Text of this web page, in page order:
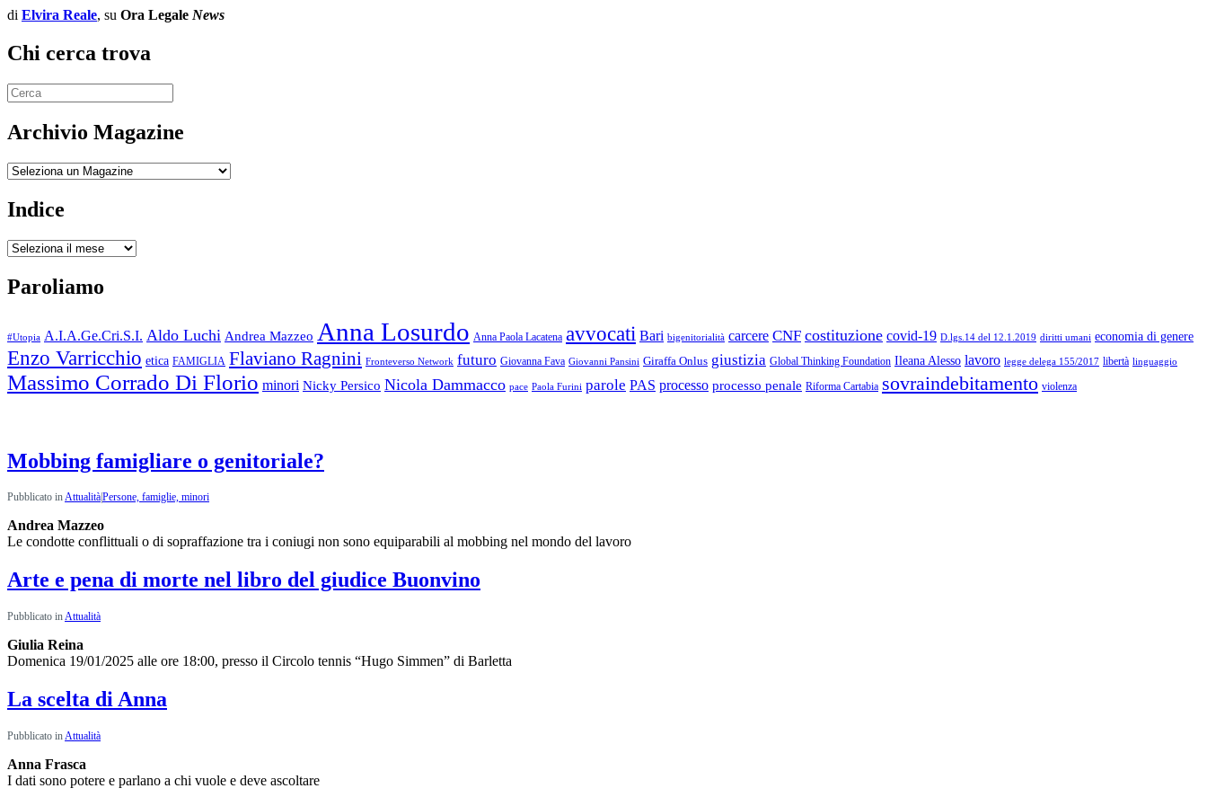
di Elvira Reale, su Ora Legale News
Chi cerca trova
Archivio Magazine
Archivio
Indice
Indice
Paroliamo
#Utopia A.I.A.Ge.Cri.S.I. Aldo Luchi Andrea Mazzeo Anna Losurdo Anna Paola Lacatena avvocati Bari bigenitorialità carcere CNF costituzione covid-19 D.lgs.14 del 12.1.2019 diritti umani economia di genere
Enzo Varricchio etica FAMIGLIA Flaviano Ragnini Fronteverso Network futuro Giovanna Fava Giovanni Pansini Giraffa Onlus giustizia Global Thinking Foundation Ileana Alesso lavoro legge delega 155/2017 libertà linguaggio
Massimo Corrado Di Florio minori Nicky Persico Nicola Dammacco pace Paola Furini parole PAS processo processo penale Riforma Cartabia sovraindebitamento violenza
Mobbing famigliare o genitoriale?
Pubblicato inAttualitàPersone, famiglie, minori
Andrea Mazzeo
Le condotte conflittuali o di sopraffazione tra i coniugi non sono equiparabili al mobbing nel mondo del lavoro
Arte e pena di morte nel libro del giudice Buonvino
Pubblicato inAttualità
Giulia Reina
Domenica 19/01/2025 alle ore 18:00, presso il Circolo tennis “Hugo Simmen” di Barletta
La scelta di Anna
Pubblicato inAttualità
Anna Frasca
I dati sono potere e parlano a chi vuole e deve ascoltare